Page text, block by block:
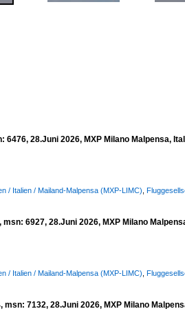
28.Juni 2026, MXP Milano Malpensa,
/ Italien / Mailand-Malpensa (MXP-LIMC)
6927, 28.Juni 2026, MXP Milano
/ Italien / Mailand-Malpensa (MXP-LIMC)
7132, 28.Juni 2026, MXP Milano